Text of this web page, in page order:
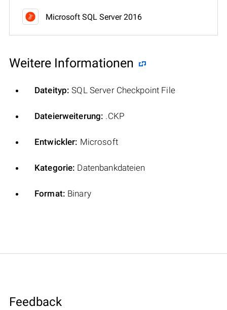
Microsoft SQL Server 2016
Weitere Informationen
Dateityp: SQL Server Checkpoint File
Dateierweiterung: .CKP
Entwickler: Microsoft
Kategorie: Datenbankdateien
Format: Binary
Feedback